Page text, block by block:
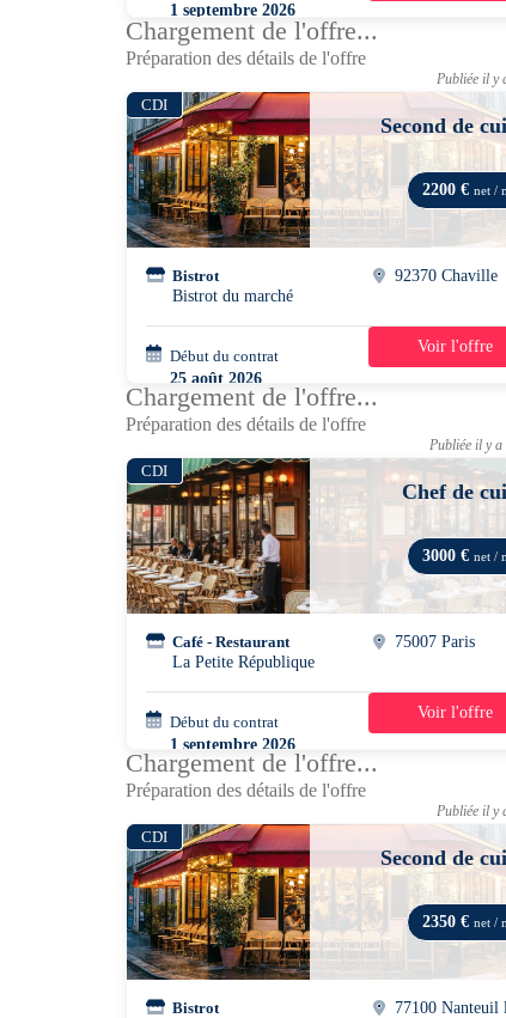
1 septembre 2026
Chargement de l'offre...
Préparation des détails de l'offre
Publiée il y
CDI
Second de
2200 € net /
Bistrot
Bistrot du marché
92370 Chaville
Début du contrat
25 août 2026
42h/semaine
Voir l'offre
Chargement de l'offre...
Préparation des détails de l'offre
Publiée il y
CDI
Chef de
3000 € net /
Café - Restaurant
La Petite République
75007 Paris
Début du contrat
1 septembre 2026
42h/semaine
Voir l'offre
Chargement de l'offre...
Préparation des détails de l'offre
Publiée il y
CDI
Second de
2350 € net /
Bistrot